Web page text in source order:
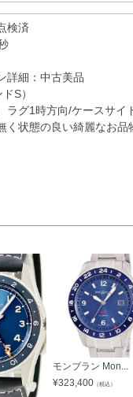
検済
詳細：中古美品
S）
ラグ1時方向/ケースサ
く状態の良い綺麗なお品
モンブラン Mon...
¥323,400 （税込）